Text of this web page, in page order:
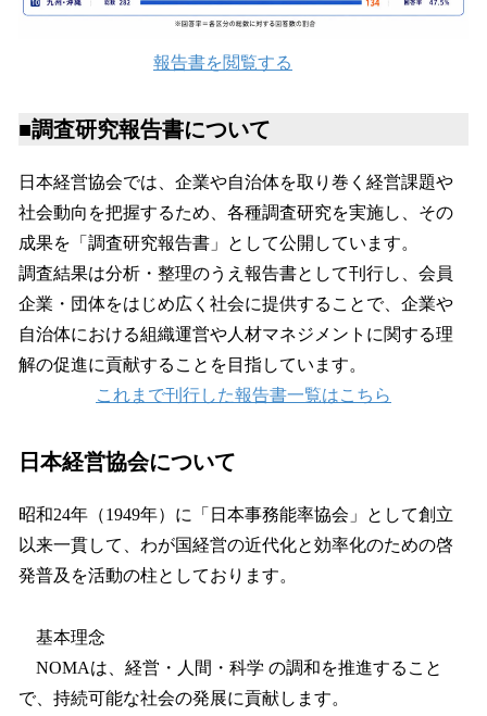
報告書を閲覧する
■調査研究報告書について
日本経営協会では、企業や自治体を取り巻く経営課題や
社会動向を把握するため、各種調査研究を実施し、その
成果を「調査研究報告書」として公開しています。
調査結果は分析・整理のうえ報告書として刊行し、会員
企業・団体をはじめ広く社会に提供することで、企業や
自治体における組織運営や人材マネジメントに関する理
解の促進に貢献することを目指しています。
これまで刊行した報告書一覧はこちら
日本経営協会について
昭和24年（1949年）に「日本事務能率協会」として創立
以来一貫して、わが国経営の近代化と効率化のための啓
発普及を活動の柱としております。
基本理念
NOMAは、経営・人間・科学 の調和を推進すること
で、持続可能な社会の発展に貢献します。